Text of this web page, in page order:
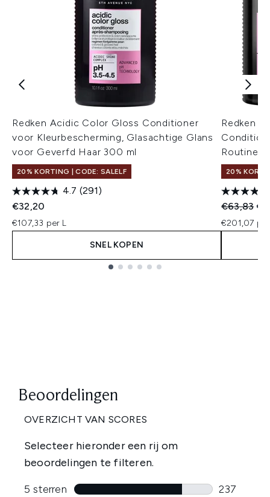
Redken Acidic Color Gloss Conditioner
voor Kleurbescherming, Glasachtige Glans
voor Geverfd Haar 300 ml
20% KORTING | CODE: SALELF
4.7 (291)
€32,20
€107,33 per L
SNEL KOPEN
Redken
Routine
20%
€63,83
€201,07